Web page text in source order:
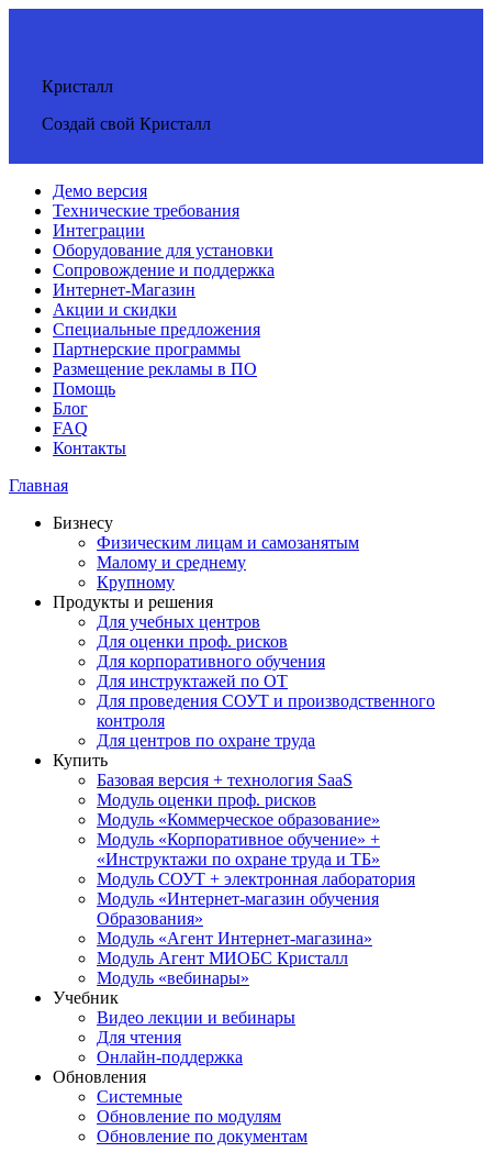
Кристалл
Создай свой Кристалл
Демо версия
Технические требования
Интеграции
Оборудование для установки
Сопровождение и поддержка
Интернет-Магазин
Акции и скидки
Специальные предложения
Партнерские программы
Размещение рекламы в ПО
Помощь
Блог
FAQ
Контакты
Главная
Бизнесу
Физическим лицам и самозанятым
Малому и среднему
Крупному
Продукты и решения
Для учебных центров
Для оценки проф. рисков
Для корпоративного обучения
Для инструктажей по ОТ
Для проведения СОУТ и производственного
контроля
Для центров по охране труда
Купить
Базовая версия + технология SaaS
Модуль оценки проф. рисков
Модуль «Коммерческое образование»
Модуль «Корпоративное обучение» +
«Инструктажи по охране труда и ТБ»
Модуль СОУТ + электронная лаборатория
Модуль «Интернет-магазин обучения
Образования»
Модуль «Агент Интернет-магазина»
Модуль Агент МИОБС Кристалл
Модуль «вебинары»
Учебник
Видео лекции и вебинары
Для чтения
Онлайн-поддержка
Обновления
Системные
Обновление по модулям
Обновление по документам